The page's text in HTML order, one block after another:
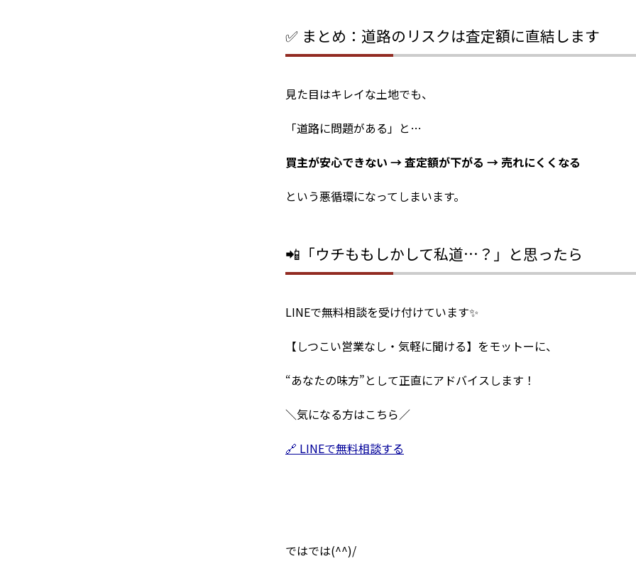
✅ まとめ：道路のリスクは査定額に直結します
見た目はキレイな土地でも、
「道路に問題がある」と…
買主が安心できない → 査定額が下がる → 売れにくくなる
という悪循環になってしまいます。
📲「ウチももしかして私道…？」と思ったら
LINEで無料相談を受け付けています✨
【しつこい営業なし・気軽に聞ける】をモットーに、
“あなたの味方”として正直にアドバイスします！
＼気になる方はこちら／
🔗 LINEで無料相談する
ではでは(^^)/